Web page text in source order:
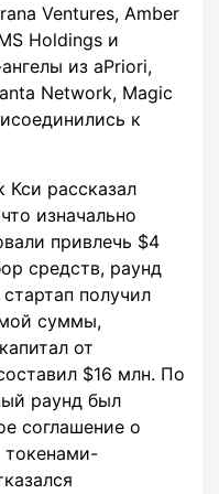
Ventures, Amber
Holdings и
из aPriori,
Network, Magic
к
рассказал
изначально
привлечь $4
средств, раунд
получил
суммы,
от
$16 млн. По
раунд был
соглашение о
токенами-